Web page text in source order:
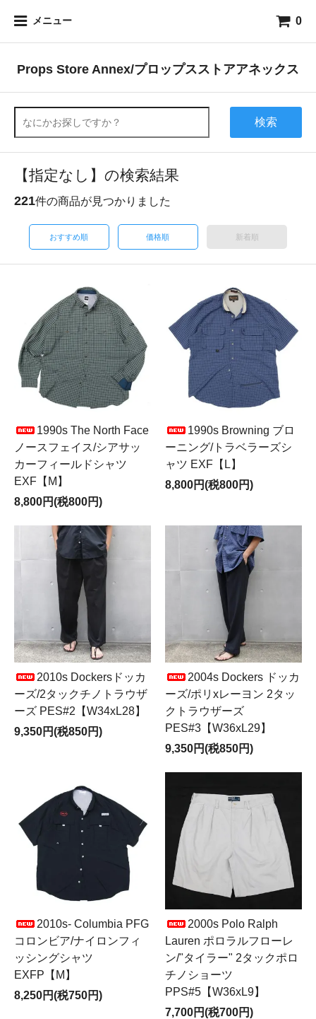
メニュー 0
Props Store Annex/プロップスストアアネックス
検索
【指定なし】の検索結果
221件の商品が見つかりました
おすすめ順 価格順 新着順
1990s The North Face
ノースフェイス/シアサッ
カーフィールドシャツ
EXF【M】
8,800円(税800円)
1990s Browning ブロ
ーニング/トラベラーズシ
ャツ EXF【L】
8,800円(税800円)
2010s Dockersドッカ
ーズ/2タックチノトラウザ
ーズ PES#2【W34xL28】
9,350円(税850円)
2004s Dockers ドッカ
ーズ/ポリxレーヨン 2タッ
クトラウザーズ
PES#3【W36xL29】
9,350円(税850円)
2010s- Columbia PFG
コロンビア/ナイロンフィ
ッシングシャツ
EXFP【M】
8,250円(税750円)
2000s Polo Ralph
Lauren ポロラルフローレ
ン/"タイラー" 2タックポロ
チノショーツ
PPS#5【W36xL9】
7,700円(税700円)